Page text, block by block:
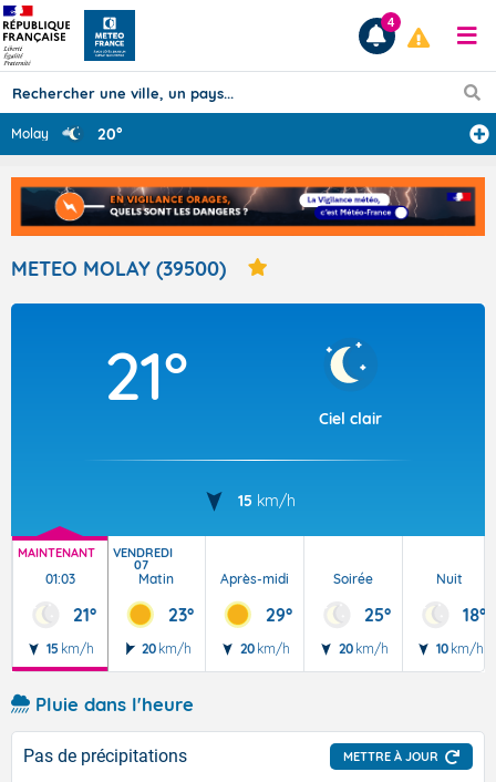
Prévisions
TOUS LES RÉSULTATS
Articles
4
Molay 20°
METEO MOLAY (39500)
21°
Ciel clair
15 km/h
MAINTENANT
01:03
21°
15 km/h
VENDREDI
07
Matin
23°
20 km/h
Après-midi
29°
20 km/h
Soirée
25°
20 km/h
Nuit
18°
10 km/h
Pluie dans l'heure
Pas de précipitations METTRE À JOUR